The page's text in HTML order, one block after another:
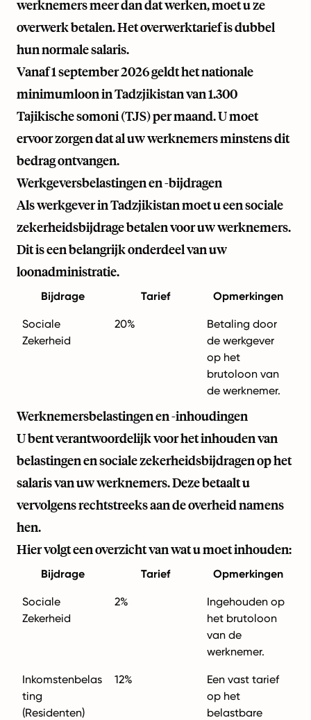
werknemers meer dan dat werken, moet u ze
overwerk betalen. Het overwerktarief is dubbel
hun normale salaris.
Vanaf 1 september 2026 geldt het nationale
minimumloon in Tadzjikistan van 1.300
Tajikische somoni (TJS) per maand. U moet
ervoor zorgen dat al uw werknemers minstens dit
bedrag ontvangen.
Werkgeversbelastingen en -bijdragen
Als werkgever in Tadzjikistan moet u een sociale
zekerheidsbijdrage betalen voor uw werknemers.
Dit is een belangrijk onderdeel van uw
loonadministratie.
Bijdrage Tarief Opmerkingen
Sociale
Zekerheid
20%
Betaling door
de werkgever
op het
brutoloon van
de werknemer.
Werknemersbelastingen en -inhoudingen
U bent verantwoordelijk voor het inhouden van
belastingen en sociale zekerheidsbijdragen op het
salaris van uw werknemers. Deze betaalt u
vervolgens rechtstreeks aan de overheid namens
hen.
Hier volgt een overzicht van wat u moet inhouden:
Bijdrage Tarief Opmerkingen
Sociale
Zekerheid
2%
Ingehouden op
het brutoloon
van de
werknemer.
Inkomstenbelas
ting
(Residenten)
12%
Een vast tarief
op het
belastbare